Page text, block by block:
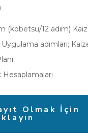
(kobetsu/12 adım)
adımları;
Hesaplamaları
Olmak İçin